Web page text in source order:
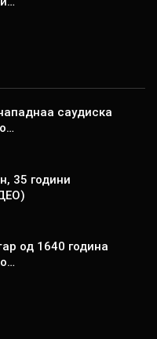
саудиска
35 години
од 1640 година